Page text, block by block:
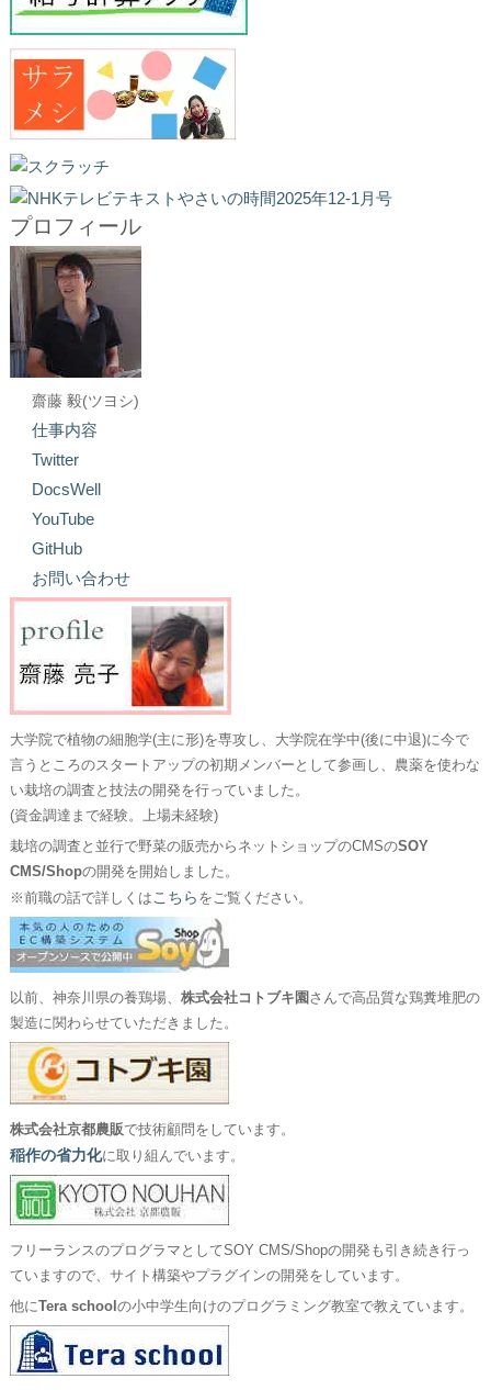
プロフィール
齋藤 毅(ツヨシ)
仕事内容
Twitter
DocsWell
YouTube
GitHub
お問い合わせ
大学院で植物の細胞学(主に形)を専攻し、大学院在学中(後に中退)に今で
言うところのスタートアップの初期メンバーとして参画し、農薬を使わな
い栽培の調査と技法の開発を行っていました。
(資金調達まで経験。上場未経験)
栽培の調査と並行で野菜の販売からネットショップのCMSのSOY
CMS/Shopの開発を開始しました。
※前職の話で詳しくはこちら をご覧ください。
以前、神奈川県の養鶏場、 株式会社コトブキ園 さんで高品質な鶏糞堆肥の
製造に関わらせていただきました。
株式会社京都農販で技術顧問をしています。
稲作の省力化に取り組んでいます。
フリーランスのプログラマとしてSOY CMS/Shopの開発も引き続き行っ
ていますので、サイト構築やプラグインの開発をしています。
他にTera school の小中学生向けのプログラミング教室で教えています。